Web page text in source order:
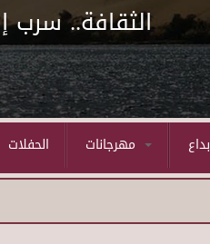
الثقافة.. سرب
الحفلات